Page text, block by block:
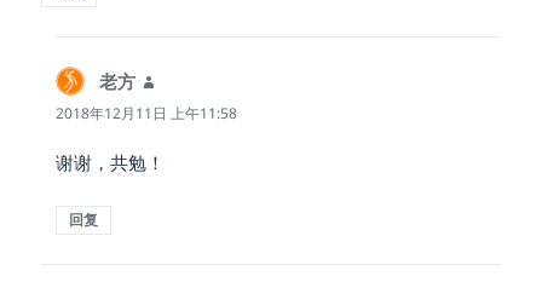
老方
道：
2018年12月11日 上午11:58
谢谢，共勉！
回复